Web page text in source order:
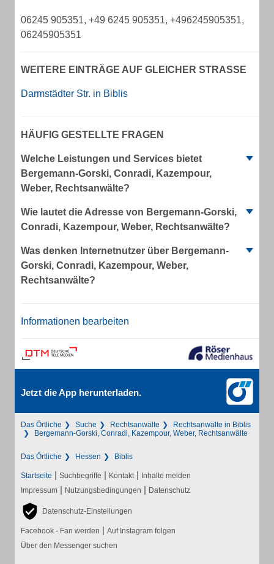
06245 905351, +49 6245 905351, +496245905351,
06245905351
WEITERE EINTRÄGE AUF GLEICHER STRASSE
Darmstädter Str. in Biblis
HÄUFIG GESTELLTE FRAGEN
Welche Leistungen und Services bietet
Bergemann-Gorski, Conradi, Kazempour,
Weber, Rechtsanwälte?
Wie lautet die Adresse von Bergemann-Gorski,
Conradi, Kazempour, Weber, Rechtsanwälte?
Was denken Internetnutzer über Bergemann-
Gorski, Conradi, Kazempour, Weber,
Rechtsanwälte?
Informationen bearbeiten
Jetzt die App herunterladen.
Das Örtliche Suche Rechtsanwälte
Rechtsanwälte in Biblis
Bergemann-Gorski, Conradi, Kazempour, Weber, Rechtsanwälte
Das Örtliche Hessen Biblis
Startseite | Suchbegriffe | Kontakt | Inhalte melden
Impressum | Nutzungsbedingungen | Datenschutz
Datenschutz-Einstellungen
Facebook - Fan werden | Auf Instagram folgen
Über den Messenger suchen